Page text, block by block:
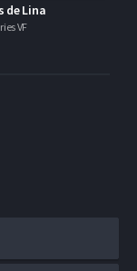
de Lina
VF